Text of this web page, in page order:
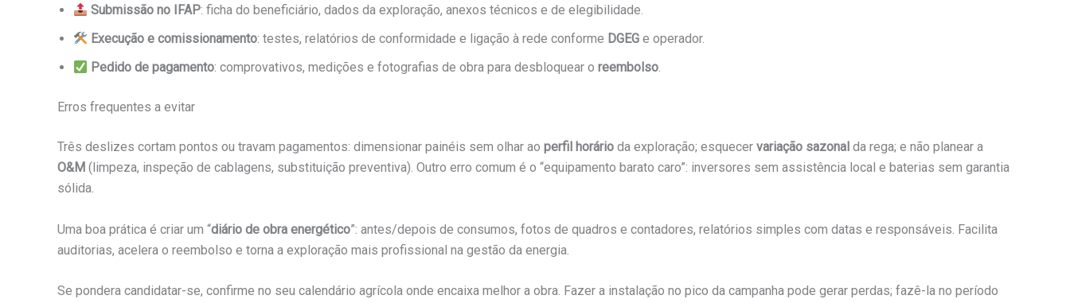
Submissão no IFAP: ficha do beneficiário, dados da exploração, anexos técnicos e de elegibilidade.
Execução e comissionamento: testes, relatórios de conformidade e ligação à rede conforme DGEG e operador.
Pedido de pagamento: comprovativos, medições e fotografias de obra para desbloquear oreembolso.
Erros frequentes a evitar
Três deslizes cortam pontos ou travam pagamentos: dimensionar painéis sem olhar ao perfil horário da exploração; esquecer variação sazonal da rega; e não planear a
O&M (limpeza, inspeção de cablagens, substituição preventiva). Outro erro comum é o “equipamento barato caro”: inversores sem assistência local e baterias sem garantia
sólida.
Uma boa prática é criar um “diário de obra energético”: antes/depois de consumos, fotos de quadros e contadores, relatórios simples com datas e responsáveis. Facilita
auditorias, acelera o reembolso e torna a exploração mais profissional na gestão da energia.
Se pondera candidatar-se, confirme no seu calendário agrícola onde encaixa melhor a obra. Fazer a instalação no pico da campanha pode gerar perdas; fazê-la no período